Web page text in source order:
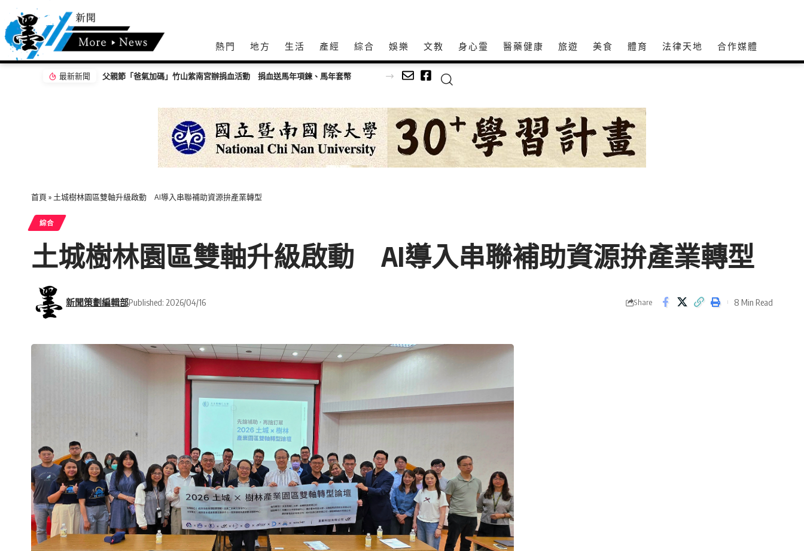
熱門 地方 生活 產經 綜合 娛樂 文教 身心𩆜 醫藥健康 旅遊 美食 體育 法律天地 合作媒體
最新新聞 父親節「爸氣加碼」竹山紫南宮辦捐血活動 捐血送馬年項鍊、馬年套幣
首頁 » 土城樹林園區雙軸升級啟動 AI導入串聯補助資源拚產業轉型
綜合
土城樹林園區雙軸升級啟動 AI導入串聯補助資源拚產業轉型
新聞策劃編輯部Published: 2026/04/16 Share 8 Min Read